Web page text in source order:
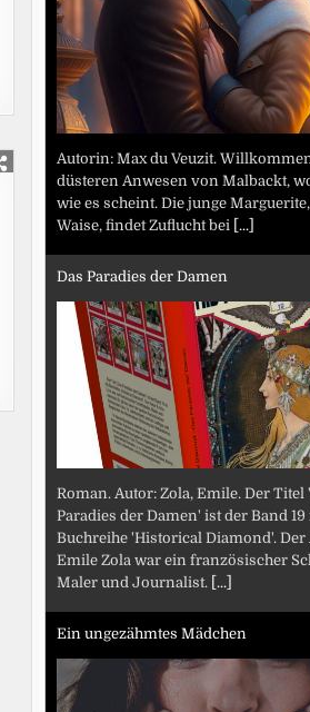
Autorin: Max du Veuzit.
düsteren Anwesen von Malbackt,
wie es scheint. Die junge
Waise, findet Zuflucht bei [...]
Das Paradies der Damen
Roman. Autor: Zola, Emile. Der Titel
Paradies der Damen' ist der Band
Buchreihe 'Historical Diamond'. Der
Emile Zola war ein französischer
Maler und Journalist. [...]
Ein ungezähmtes Mädchen